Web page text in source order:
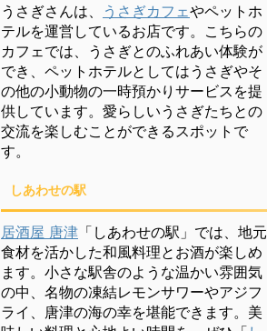
うさぎさんは、 うさぎカフェやペットホ
テルを運営しているお店です。こちらの
カフェでは、うさぎとのふれあい体験が
でき、ペットホテルとしてはうさぎやそ
の他の小動物の一時預かりサービスを提
供しています。愛らしいうさぎたちとの
交流を楽しむことができるスポットで
す。
しあわせの駅
居酒屋 唐津 「しあわせの駅」では、地元
食材を活かした和風料理とお酒が楽しめ
ます。小さな駅舎のような温かい雰囲気
の中、名物の凍結レモンサワーやアジフ
ライ、唐津の海の幸を堪能できます。美